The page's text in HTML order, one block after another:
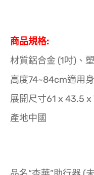
商品規格:
材質鋁合金 (1吋)、
高度74~84cm適用
展開尺寸61 x 43.5 x
產地中國